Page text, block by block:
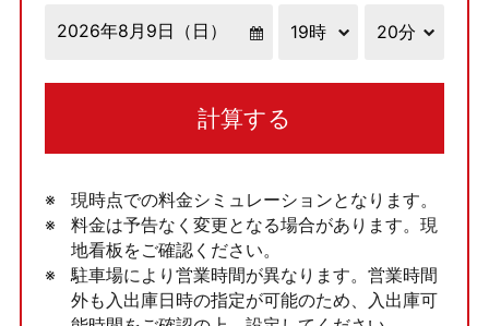
計算する
現時点での料金シミュレーションとなります。
料金は予告なく変更となる場合があります。現
地看板をご確認ください。
駐車場により営業時間が異なります。営業時間
外も入出庫日時の指定が可能のため、入出庫可